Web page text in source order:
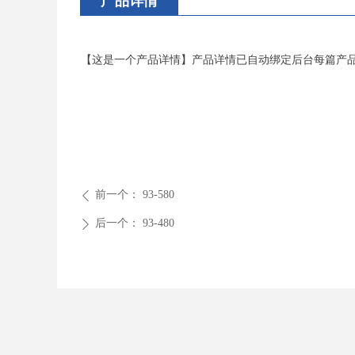
【这是一个产品详情】产品详情已自动绑定后台每篇
ꄴ 前一个： 93-580
ꄲ 后一个： 93-480